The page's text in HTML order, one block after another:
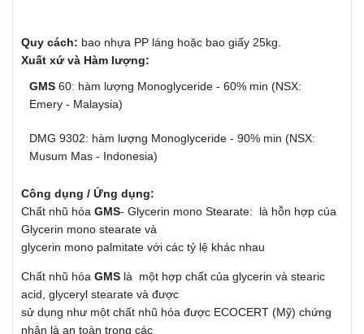
Quy cách: bao nhựa PP láng hoặc bao giấy 25kg.
Xuất xứ và Hàm lượng:
GMS 60: hàm lượng Monoglyceride - 60% min (NSX:
Emery - Malaysia)
DMG 9302: hàm lượng Monoglyceride - 90% min (NSX:
Musum Mas - Indonesia)
Công dụng / Ứng dụng:
Chất nhũ hóa GMS- Glycerin mono Stearate: là hỗn hợp của
Glycerin mono stearate và
glycerin mono palmitate với các tỷ lệ khác nhau
Chất nhũ hóa GMS là một hợp chất của glycerin và stearic
acid, glyceryl stearate và được
sử dụng như một chất nhũ hóa được ECOCERT (Mỹ) chứng
nhận là an toàn trong các